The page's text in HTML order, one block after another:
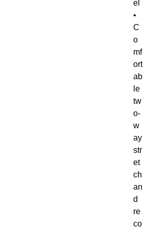
el
•
C
o
mf
ort
ab
le
tw
o-
w
ay
str
et
ch
an
d
re
co